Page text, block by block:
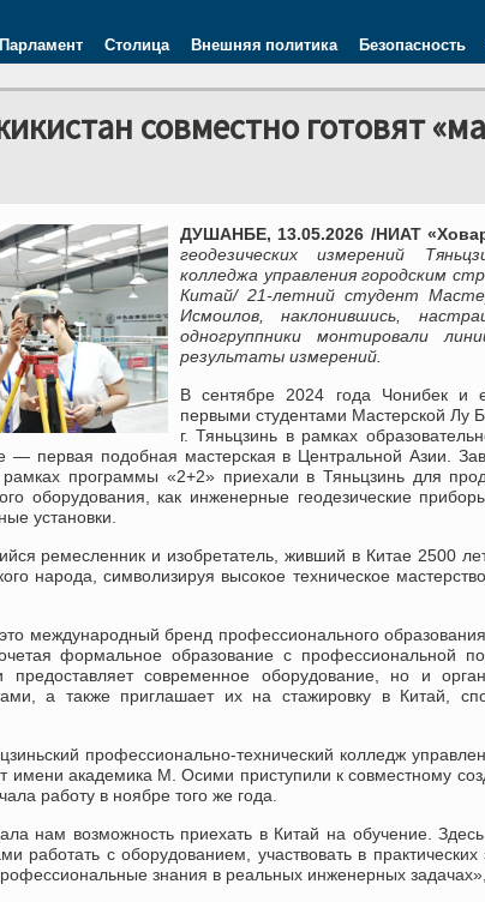
Парламент Столица Внешняя политика Безопасность
совместно готовят
ДУШАНБЕ, 13.05.2026 /НИАТ
геодезических измерений
колледжа управления городским
Китай/ 21-летний студент
Исмоилов, наклонившись,
одногруппники монтировали
результаты измерений.
В сентябре 2024 года Чонибек и
первыми студентами Мастерской Лу
г. Тяньцзинь в рамках
— первая подобная мастерская в Центральной Азии.
программы «2+2» приехали в Тяньцзинь для
оборудования, как инженерные геодезические
установки.
ремесленник и изобретатель, живший в Китае 2500
народа, символизируя высокое техническое
международный бренд профессионального
формальное образование с профессиональной
предоставляет современное оборудование, но и
а также приглашает их на стажировку в Китай,
профессионально-технический колледж
имени академика М. Осими приступили к совместному
работу в ноябре того же года.
нам возможность приехать в Китай на обучение.
работать с оборудованием, участвовать в
знания в реальных инженерных